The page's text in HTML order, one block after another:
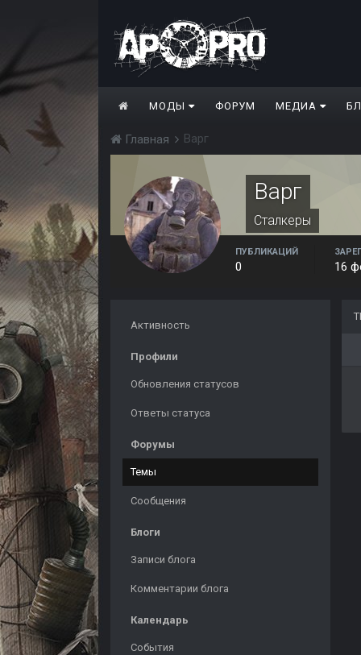
МОДЫ ФОРУМ МЕДИА
Главная Варг
Варг
Сталкеры
ПУБЛИКАЦИЙ
0 16
Активность
Профили
Обновления статусов
Ответы статуса
Форумы
Темы
Сообщения
Блоги
Записи блога
Комментарии блога
Календарь
События